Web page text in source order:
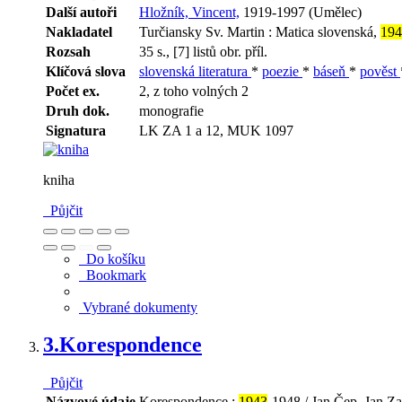
Další autoři
Hložník, Vincent, 1919-1997 (Umělec)
Nakladatel
Turčiansky Sv. Martin : Matica slovenská,
Rozsah
35 s., [7] listů obr. příl.
Klíčová slova
slovenská literatura * poezie * báseň * pověst
Počet ex.
2, z toho volných 2
Druh dok.
monografie
Signatura
LK ZA 1 a 12, MUK 1097
kniha
Půjčit
Do košíku
Bookmark
Vybrané dokumenty
3.Korespondence
Půjčit